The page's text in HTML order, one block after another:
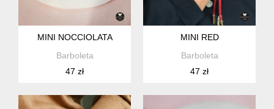
MINI NOCCIOLATA
Barboleta
47 zł
MINI RED
Barboleta
47 zł